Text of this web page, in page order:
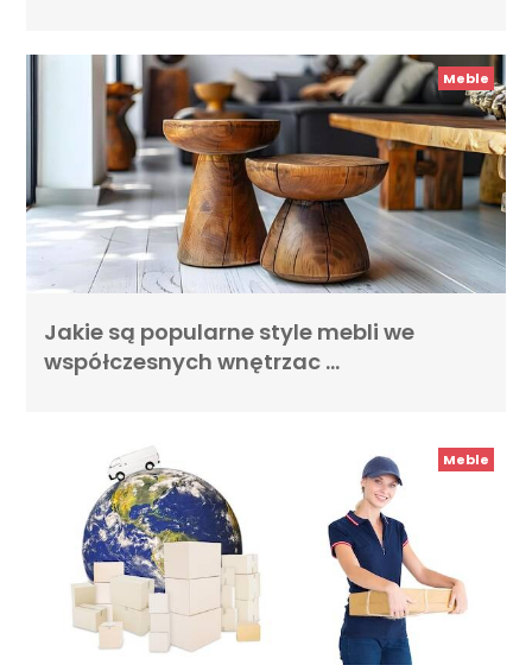
Meble
Jakie są popularne style mebli we
współczesnych wnętrzac …
Meble